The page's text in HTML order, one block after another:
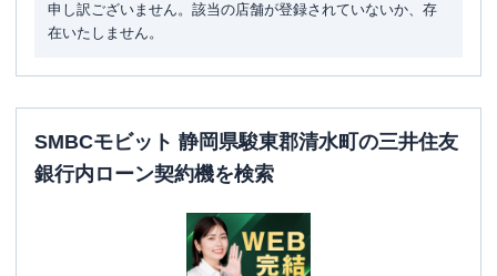
申し訳ございません。該当の店舗が登録されていないか、存
在いたしません。
SMBCモビット 静岡県駿東郡清水町の三井住友
銀行内ローン契約機を検索